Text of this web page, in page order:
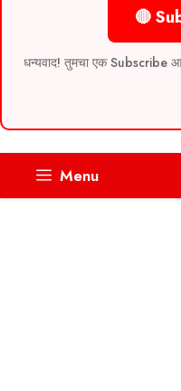
🔴
धन्यवाद! तुमचा एक Subscribe
Menu